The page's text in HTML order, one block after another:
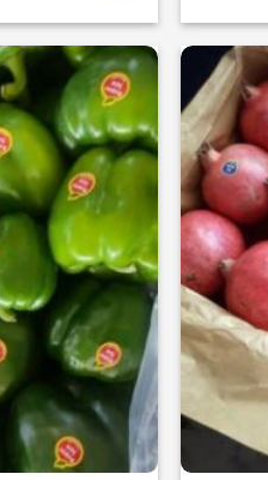
افزودن
به
علاقه
مندی
ها